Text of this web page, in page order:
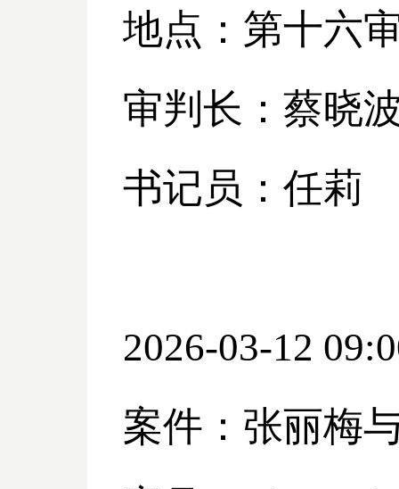
地点：第十六
审判长：蔡晓
书记员：任莉
2026-03-12
案件：张丽梅